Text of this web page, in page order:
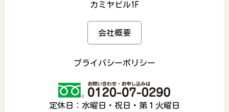
カミヤビル1F
会社概要
プライバシーポリシー
定休日：水曜日・祝日・第１火曜日